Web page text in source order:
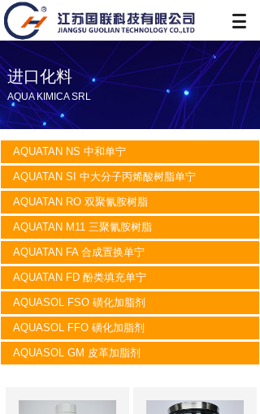
进口化料
AQUA KIMICA SRL
AQUATAN NS 中和单宁
AQUATAN SI 中大分子丙烯酸树脂单宁
AQUATAN RO 双聚氰胺树脂
AQUATAN M11 三聚氰胺树脂
AQUATAN FA 合成置换单宁
AQUATAN FD 酚类填充单宁
AQUASOL FSO 磺化加脂剂
AQUASOL FFO 磺化加脂剂
AQUASOL GM 皮革加脂剂